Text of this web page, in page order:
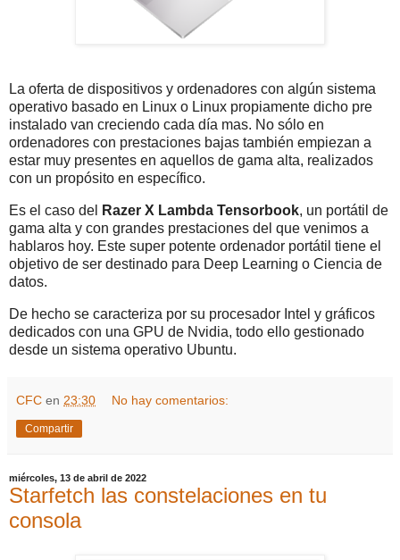
La oferta de dispositivos y ordenadores con algún sistema
operativo basado en Linux o Linux propiamente dicho pre
instalado van creciendo cada día mas. No sólo en
ordenadores con prestaciones bajas también empiezan a
estar muy presentes en aquellos de gama alta, realizados
con un propósito en específico.
Es el caso del Razer X Lambda Tensorbook, un portátil de
gama alta y con grandes prestaciones del que venimos a
hablaros hoy. Este super potente ordenador portátil tiene el
objetivo de ser destinado para Deep Learning o Ciencia de
datos.
De hecho se caracteriza por su procesador Intel y gráficos
dedicados con una GPU de Nvidia, todo ello gestionado
desde un sistema operativo Ubuntu.
CFC en 23:30 No hay comentarios:
Compartir
miércoles, 13 de abril de 2022
Starfetch las constelaciones en tu
consola